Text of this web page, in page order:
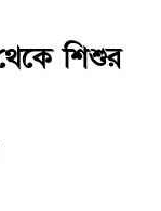
শিশুর